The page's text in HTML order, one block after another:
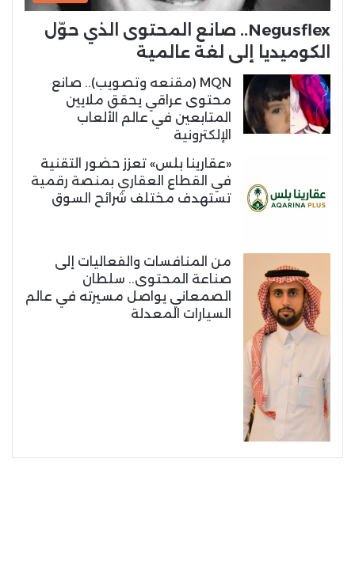
Negusflex.. صانع المحتوى الذي حوّل
الكوميديا إلى لغة عالمية
MQN (مقنعه وتصويب).. صانع
محتوى عراقي يحقق ملايين
المتابعين في عالم الألعاب
الإلكترونية
«عقارينا بلس» تعزز حضور التقنية
في القطاع العقاري بمنصة رقمية
تستهدف مختلف شرائح السوق
من المنافسات والفعاليات إلى
صناعة المحتوى.. سلطان
الصمعاني يواصل مسيرته في عالم
السيارات المعدلة